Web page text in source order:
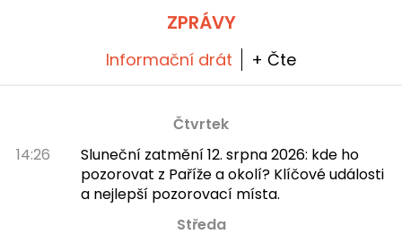
ZPRÁVY
Informační drát + Čte
Čtvrtek
14:26
Sluneční zatmění 12. srpna 2026: kde ho
pozorovat z Paříže a okolí? Klíčové události
a nejlepší pozorovací místa.
Středa